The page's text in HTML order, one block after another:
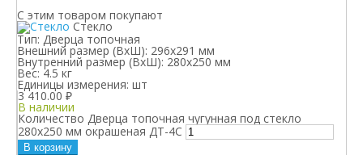
С этим товаром покупают
Стекло
Тип: Дверца топочная
Внешний размер (ВхШ): 296х291 мм
Внутренний размер (ВхШ): 280х250 мм
Вес: 4.5 кг
Единицы измерения: шт
3 410.00 ₽
В наличии
Количество Дверца топочная чугунная под стекло
280х250 мм окрашеная ДТ-4С
В корзину